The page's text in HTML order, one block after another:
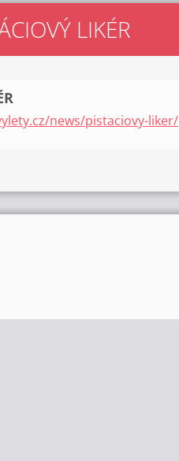
LIKÉR
news/pistaciovy-liker/